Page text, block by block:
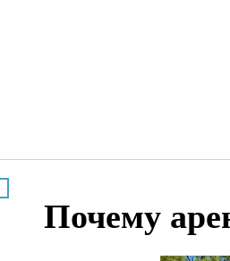
Почему